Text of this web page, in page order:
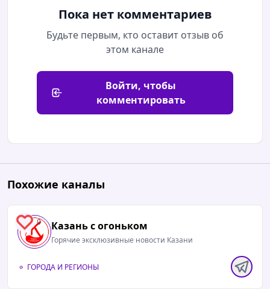
Пока нет комментариев
Будьте первым, кто оставит отзыв об
этом канале
Войти, чтобы
комментировать
06.08.2026 / 15:08
ДТП с автобусом рядом с Айсбергом
🔴Подписаться|Предложить новость
Похожие каналы
0 Казань с огоньком
Горячие эксклюзивные новости Казани
ГОРОДА И РЕГИОНЫ